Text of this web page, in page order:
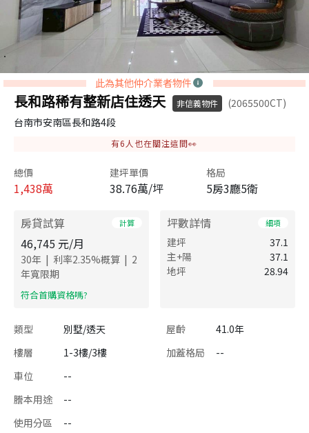
此為其他仲介業者物件
長和路稀有整新店住透天 非信義物件
(2065500CT)
台南市安南區長和路4段
有6 人也在關注這間👀
總價
1,438萬
建坪單價
38.76萬/坪
格局
5房3廳5衛
房貸試算 計算
46,745 元/月
30年 | 利率2.35%概算 | 2
年寬限期
​符合首購資格嗎?
坪數詳情 細項
建坪
37.1
主+陽
37.1
地坪
28.94
類型 別墅/透天 屋齡
41.0年
樓層
1-3樓/3樓 加蓋格局
--
車位
--
謄本用途
--
使用分區
--